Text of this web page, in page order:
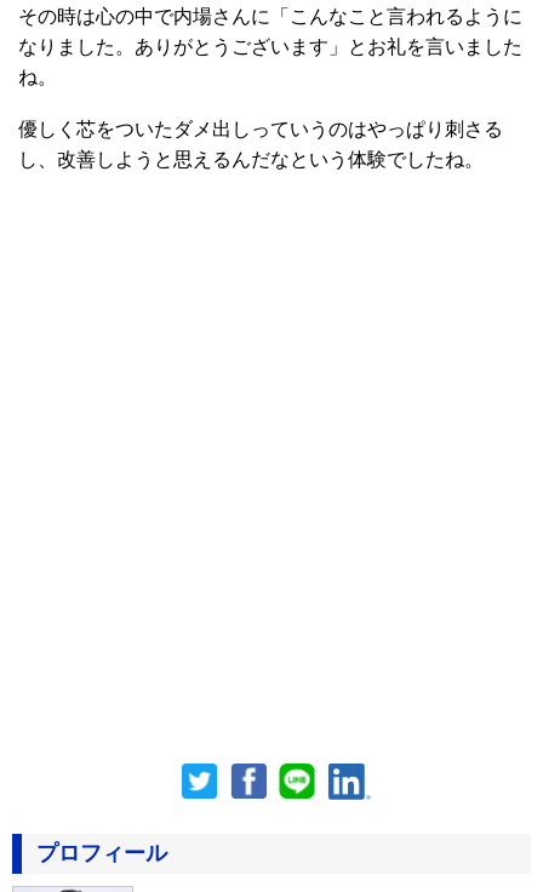
その時は心の中で内場さんに「こんなこと言われるように
なりました。ありがとうございます」とお礼を言いました
ね。
優しく芯をついたダメ出しっていうのはやっぱり刺さる
し、改善しようと思えるんだなという体験でしたね。
プロフィール